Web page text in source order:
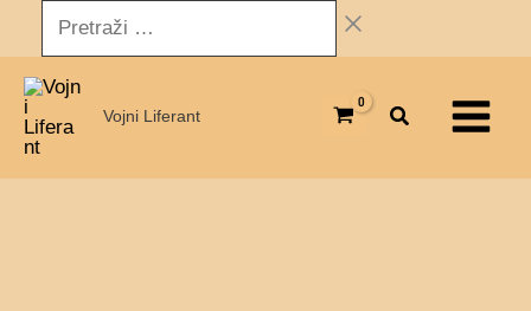
na
sadržaj
Pretraži
…
Vojni Liferant
Menu
Momo
Kapor
količina